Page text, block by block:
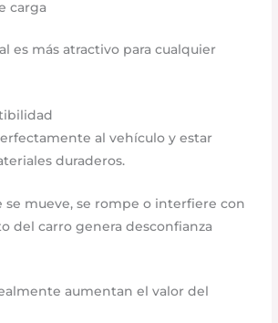
carga
es más atractivo para cualquier
al vehículo y estar
duraderos.
se mueve, se rompe o interfiere con
del carro genera desconfianza
aumentan el valor del